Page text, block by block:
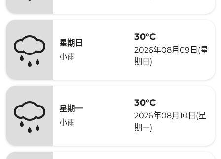
星期日
小雨
30°C
2026年08月09日(星
期日)
星期一
小雨
30°C
2026年08月10日(星
期一)